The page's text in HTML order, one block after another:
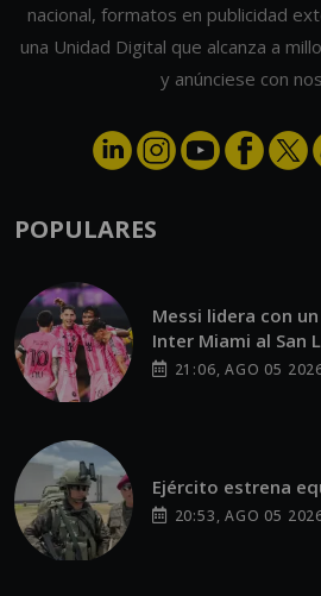
nacional, formatos en publicidad
una Unidad Digital que alcanza a
y anúnciese con
POPULARES
Messi lidera con
Inter Miami al San
21:06, AGO 05
Ejército estrena
20:53, AGO 05